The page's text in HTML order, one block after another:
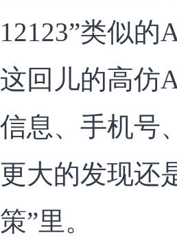
12123”类似的
这回儿的高仿
信息、手机号
更大的发现还
策”里。